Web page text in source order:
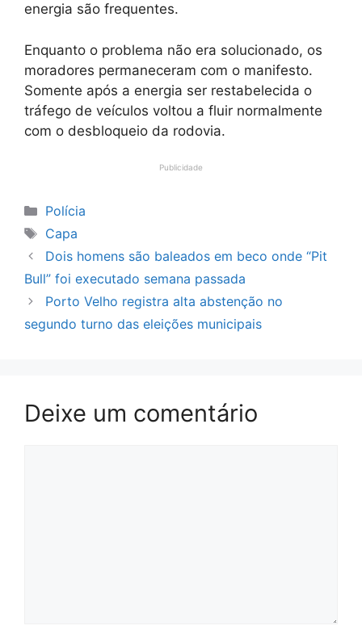
energia são frequentes.
Enquanto o problema não era solucionado, os
moradores permaneceram com o manifesto.
Somente após a energia ser restabelecida o
tráfego de veículos voltou a fluir normalmente
com o desbloqueio da rodovia.
Publicidade
Categorias
Polícia
Tags
Capa
Dois homens são baleados em beco onde “Pit
Bull” foi executado semana passada
Porto Velho registra alta abstenção no
segundo turno das eleições municipais
Deixe um comentário